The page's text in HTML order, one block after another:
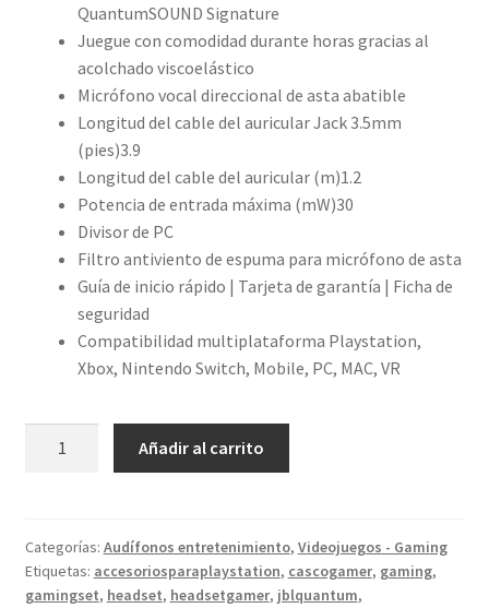
QuantumSOUND Signature
Juegue con comodidad durante horas gracias al
acolchado viscoelástico
Micrófono vocal direccional de asta abatible
Longitud del cable del auricular Jack 3.5mm
(pies)3.9
Longitud del cable del auricular (m)1.2
Potencia de entrada máxima (mW)30
Divisor de PC
Filtro antiviento de espuma para micrófono de asta
Guía de inicio rápido | Tarjeta de garantía | Ficha de
seguridad
Compatibilidad multiplataforma Playstation,
Xbox, Nintendo Switch, Mobile, PC, MAC, VR
Añadir al carrito
Categorías: Audífonos entretenimiento, Videojuegos - Gaming
Etiquetas: accesoriosparaplaystation, cascogamer, gaming,
gamingset, headset, headsetgamer, jblquantum,